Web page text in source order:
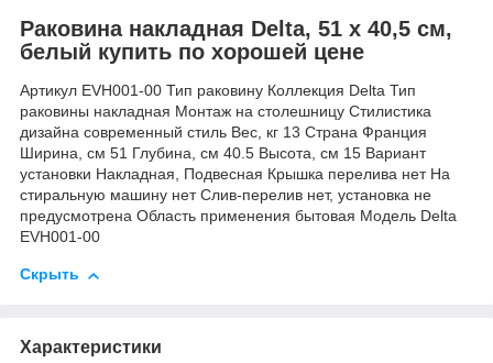
Раковина накладная Delta, 51 х 40,5 см,
белый купить по хорошей цене
Артикул EVH001-00 Тип раковину Коллекция Delta Тип
раковины накладная Монтаж на столешницу Стилистика
дизайна современный стиль Вес, кг 13 Страна Франция
Ширина, см 51 Глубина, см 40.5 Высота, см 15 Вариант
установки Накладная, Подвесная Крышка перелива нет На
стиральную машину нет Слив-перелив нет, установка не
предусмотрена Область применения бытовая Модель Delta
EVH001-00
Скрыть
Характеристики